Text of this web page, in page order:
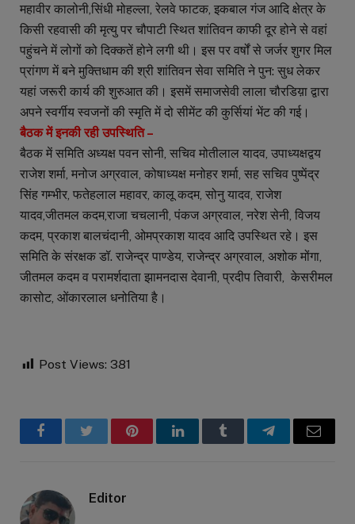
महावीर कालोनी,सिंधी मोहल्ला, रेलवे फाटक, इकबाल गंज आदि क्षेत्र के
किसी रहवासी की मृत्यु पर चौपाटी स्थित शांतिवन काफी दूर होने से वहां
पहुंचने में लोगों को दिक्कतें होने लगी थी। इस पर वर्षों से जर्जर शुगर मिल
प्रांगण में बने मुक्तिधाम की श्री शांतिवन सेवा समिति ने पुन: सुध लेकर
यहां जरूरी कार्य की शुरुआत की। इसमें समाजसेवी लाला चौरडिय़ा द्वारा
अपने स्वर्गीय स्वजनों की स्मृति में दो सीमेंट की कुर्सियां भेंट की गई।
बैठक में इनकी रही उपस्थिति –
बैठक में समिति अध्यक्ष पवन सोनी, सचिव मोतीलाल यादव, उपाध्यक्षद्वय
राजेश शर्मा, मनोज अग्रवाल, कोषाध्यक्ष मनोहर शर्मा, सह सचिव पुष्पेंद्र
सिंह गम्भीर, फतेहलाल महावर, कालू कदम, सोनु यादव, राजेश
यादव,जीतमल कदम,राजा चचलानी, पंकज अग्रवाल, नरेश सेनी, विजय
कदम, प्रकाश बालचंदानी, ओमप्रकाश यादव आदि उपस्थित रहे। इस
समिति के संरक्षक डॉ. राजेन्द्र पाण्डेय, राजेन्द्र अग्रवाल, अशोक मोंगा,
जीतमल कदम व परामर्शदाता झामनदास देवानी, प्रदीप तिवारी, केसरीमल
कासोट, ओंकारलाल धनोतिया है।
Post Views: 381
FacebookTwitter PinterestLinkedInTumblr TelegramEmail
Editor